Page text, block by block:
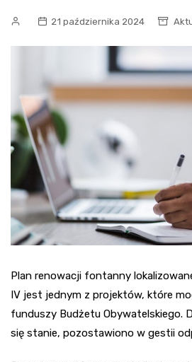
21 października 2024
Plan renowacji fontanny
IV jest jednym z projektów, które
funduszy Budżetu Obywatelskiego.
się stanie, pozostawiono w gestii